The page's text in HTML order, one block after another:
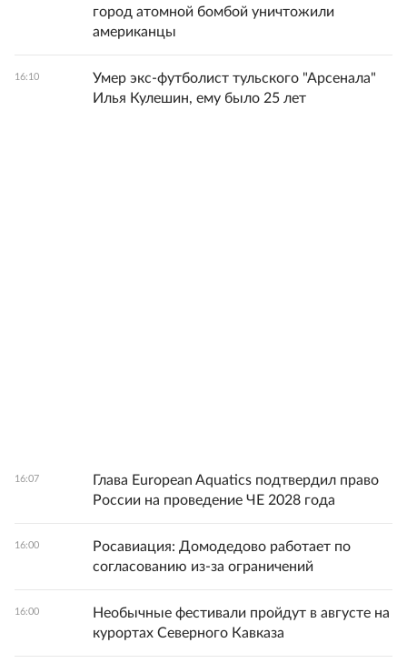
город атомной бомбой уничтожили
американцы
16:10
Умер экс-футболист тульского "Арсенала"
Илья Кулешин, ему было 25 лет
16:07
Глава European Aquatics подтвердил право
России на проведение ЧЕ 2028 года
16:00
Росавиация: Домодедово работает по
согласованию из-за ограничений
16:00
Необычные фестивали пройдут в августе на
курортах Северного Кавказа